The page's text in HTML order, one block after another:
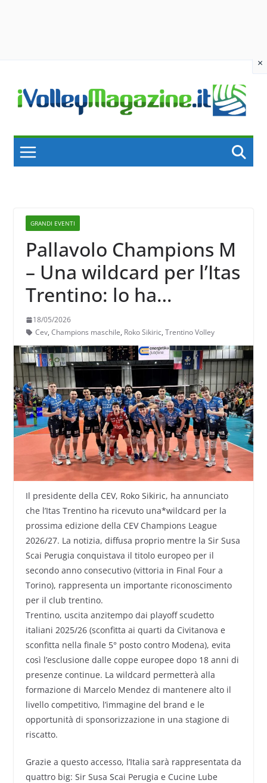
×
content
GRANDI EVENTI
Pallavolo Champions M
– Una wildcard per l’Itas
Trentino: lo ha
annunciato il
presidente Cev Roko
Sikiric
18/05/2026
Cev, Champions maschile, Roko Sikiric, Trentino Volley
Il presidente della CEV, Roko Sikiric, ha annunciato
che l’Itas Trentino ha ricevuto una*wildcard per la
prossima edizione della CEV Champions League
2026/27. La notizia, diffusa proprio mentre la Sir Susa
Scai Perugia conquistava il titolo europeo per il
secondo anno consecutivo (vittoria in Final Four a
Torino), rappresenta un importante riconoscimento
per il club trentino.
Trentino, uscita anzitempo dai playoff scudetto
italiani 2025/26 (sconfitta ai quarti da Civitanova e
sconfitta nella finale 5° posto contro Modena), evita
così l’esclusione dalle coppe europee dopo 18 anni di
presenze continue. La wildcard permetterà alla
formazione di Marcelo Mendez di mantenere alto il
livello competitivo, l’immagine del brand e le
opportunità di sponsorizzazione in una stagione di
riscatto.
Grazie a questo accesso, l’Italia sarà rappresentata da
quattro big: Sir Susa Scai Perugia e Cucine Lube